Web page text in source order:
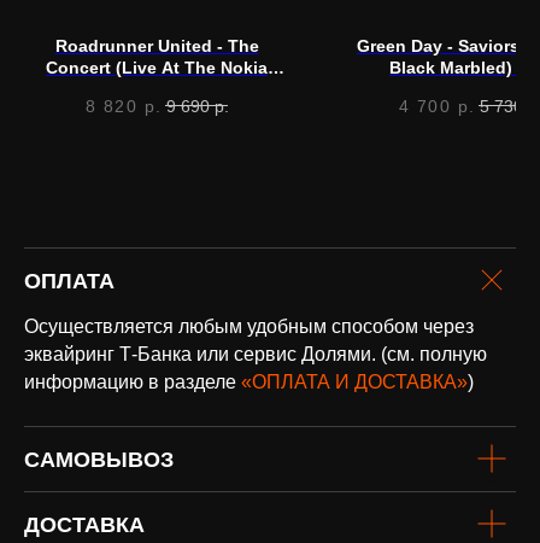
Roadrunner United - The
Concert (Live At The Nokia
(LP)
8 820 р. 9 690 р.
Green Day - Saviors
Black Marbled)
4 700 р. 5 730
ОПЛАТА
Осуществляется любым удобным способом через
эквайринг Т-Банка или сервис Долями. (см. полную
информацию в разделе «ОПЛАТА И ДОСТАВКА»)
САМОВЫВОЗ
ДОСТАВКА
доставка
Подробнее
Доставка по всей России и странам
СНГ